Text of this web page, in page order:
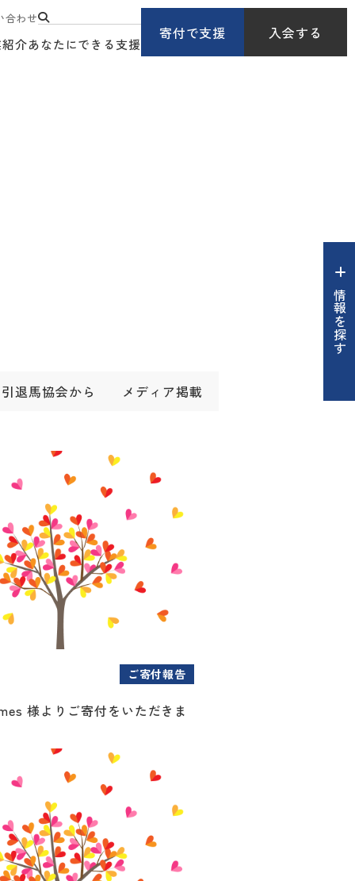
合わせ
介あなたにできる支援
寄付で支援 入会する
情報を探す
引退馬協会から メディア掲載
ご寄付報告
様よりご寄付をいただきま